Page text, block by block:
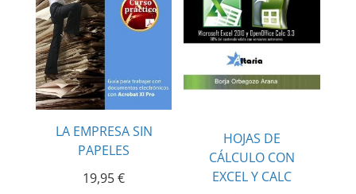
LA EMPRESA SIN
PAPELES
19,95€
HOJAS DE
CÁLCULO CON
EXCEL Y CALC